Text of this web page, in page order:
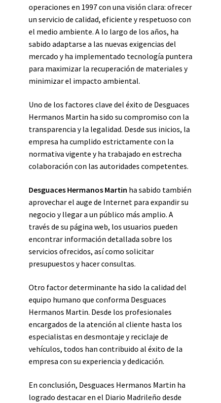
operaciones en 1997 con una visión clara: ofrecer
un servicio de calidad, eficiente y respetuoso con
el medio ambiente. A lo largo de los años, ha
sabido adaptarse a las nuevas exigencias del
mercado y ha implementado tecnología puntera
para maximizar la recuperación de materiales y
minimizar el impacto ambiental.
Uno de los factores clave del éxito de Desguaces
Hermanos Martin ha sido su compromiso con la
transparencia y la legalidad. Desde sus inicios, la
empresa ha cumplido estrictamente con la
normativa vigente y ha trabajado en estrecha
colaboración con las autoridades competentes.
Desguaces Hermanos Martin ha sabido también
aprovechar el auge de Internet para expandir su
negocio y llegar a un público más amplio. A
través de su página web, los usuarios pueden
encontrar información detallada sobre los
servicios ofrecidos, así como solicitar
presupuestos y hacer consultas.
Otro factor determinante ha sido la calidad del
equipo humano que conforma Desguaces
Hermanos Martin. Desde los profesionales
encargados de la atención al cliente hasta los
especialistas en desmontaje y reciclaje de
vehículos, todos han contribuido al éxito de la
empresa con su experiencia y dedicación.
En conclusión, Desguaces Hermanos Martin ha
logrado destacar en el Diario Madrileño desde